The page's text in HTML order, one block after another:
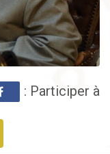
: Participer à